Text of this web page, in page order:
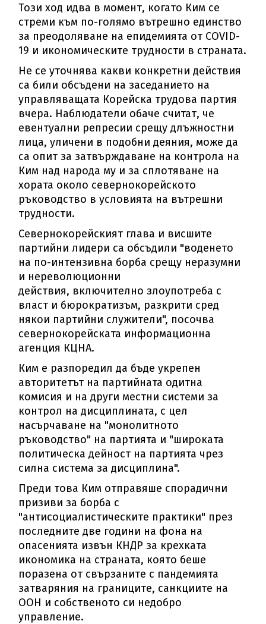
Този ход идва в момент, когато Ким се
стреми към по-голямо вътрешно единство
за преодоляване на епидемията от COVID-
19 и икономическите трудности в страната.
Не се уточнява какви конкретни действия
са били обсъдени на заседанието на
управляващата Корейска трудова партия
вчера. Наблюдатели обаче считат, че
евентуални репресии срещу длъжностни
лица, уличени в подобни деяния, може да
са опит за затвърждаване на контрола на
Ким над народа му и за сплотяване на
хората около севернокорейското
ръководство в условията на вътрешни
трудности.
Севернокорейският глава и висшите
партийни лидери са обсъдили "воденето
на по-интензивна борба срещу неразумни
и нереволюционни
действия, включително злоупотреба с
власт и бюрократизъм, разкрити сред
някои партийни служители", посочва
севернокорейската информационна
агенция КЦНА.
Ким е разпоредил да бъде укрепен
авторитетът на партийната одитна
комисия и на други местни системи за
контрол на дисциплината, с цел
насърчаване на "монолитното
ръководство" на партията и "широката
политическа дейност на партията чрез
силна система за дисциплина".
Преди това Ким отправяше спорадични
призиви за борба с
"антисоциалистическите практики" през
последните две години на фона на
опасенията извън КНДР за крехката
икономика на страната, която беше
поразена от свързаните с пандемията
затваряния на границите, санкциите на
ООН и собственото си недобро
управление.